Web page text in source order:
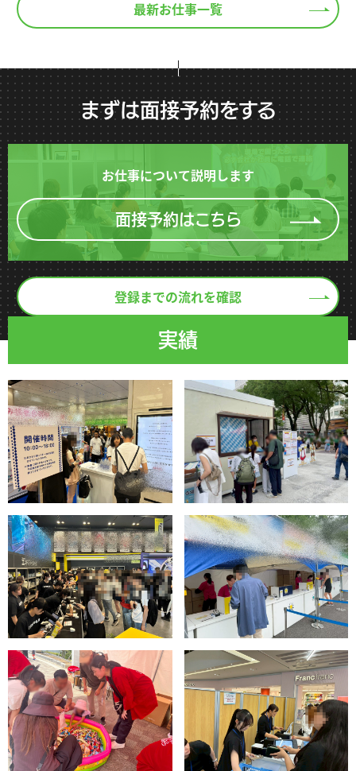
最新お仕事一覧
まずは面接予約をする
お仕事について説明します
面接予約はこちら
登録までの流れを確認
実績